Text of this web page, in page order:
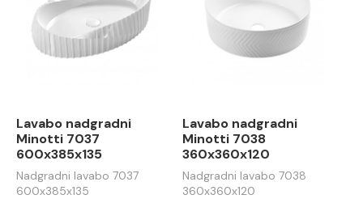
Lavabo nadgradni
Minotti 7037
600x385x135
Nadgradni lavabo 7037
600x385x135
Lavabo nadgradni
Minotti 7038
360x360x120
Nadgradni lavabo 7038
360x360x120